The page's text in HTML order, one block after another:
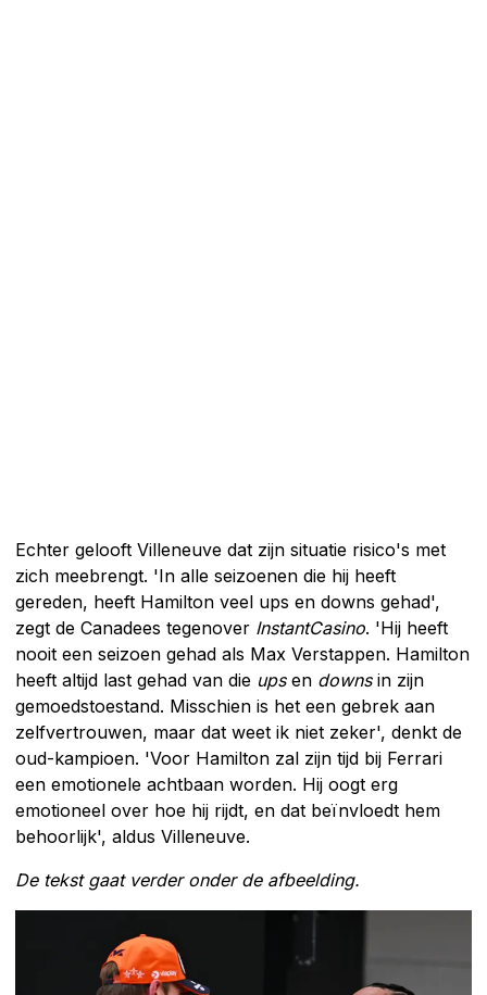
Echter gelooft Villeneuve dat zijn situatie risico's met
zich meebrengt. 'In alle seizoenen die hij heeft
gereden, heeft Hamilton veel ups en downs gehad',
zegt de Canadees tegenover InstantCasino. 'Hij heeft
nooit een seizoen gehad als Max Verstappen. Hamilton
heeft altijd last gehad van die upsen downsin zijn
gemoedstoestand. Misschien is het een gebrek aan
zelfvertrouwen, maar dat weet ik niet zeker', denkt de
oud-kampioen. 'Voor Hamilton zal zijn tijd bij Ferrari
een emotionele achtbaan worden. Hij oogt erg
emotioneel over hoe hij rijdt, en dat beïnvloedt hem
behoorlijk', aldus Villeneuve.
De tekst gaat verder onder de afbeelding.